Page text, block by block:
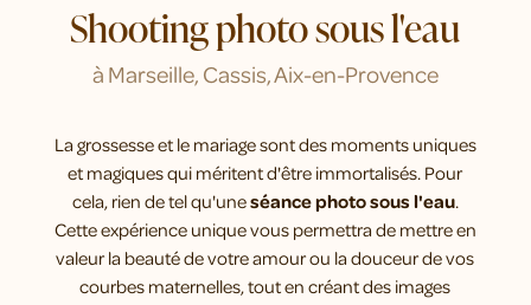
Shooting photo sous l'eau
à Marseille, Cassis, Aix-en-Provence
La grossesse et le mariage sont des moments uniques
et magiques qui méritent d'être immortalisés. Pour
cela, rien de tel qu'uneséance photo sous l'eau.
Cette expérience unique vous permettra de mettre en
valeur la beauté de votre amour ou la douceur de vos
courbes maternelles, tout en créant des images